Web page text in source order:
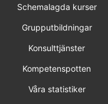
Schemalagda kurser
Grupputbildningar
Konsulttjänster
Kompetenspotten
Våra statistiker